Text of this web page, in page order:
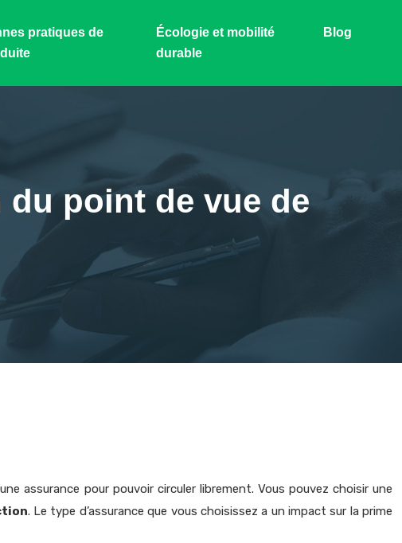
pratiques de
Écologie et mobilité
durable
Blog
du point de vue de
assurance pour pouvoir circuler librement. Vous pouvez choisir une
. Le type d’assurance que vous choisissez a un impact sur la prime